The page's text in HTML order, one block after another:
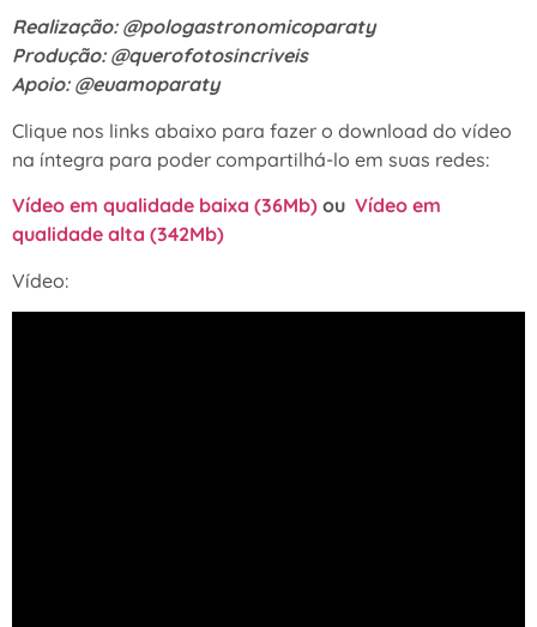
Realização: @pologastronomicoparaty
Produção: @querofotosincriveis
Apoio: @euamoparaty
Clique nos links abaixo para fazer o download do vídeo
na íntegra para poder compartilhá-lo em suas redes:
Vídeo em qualidade baixa (36Mb) ou Vídeo em
qualidade alta (342Mb)
Vídeo: